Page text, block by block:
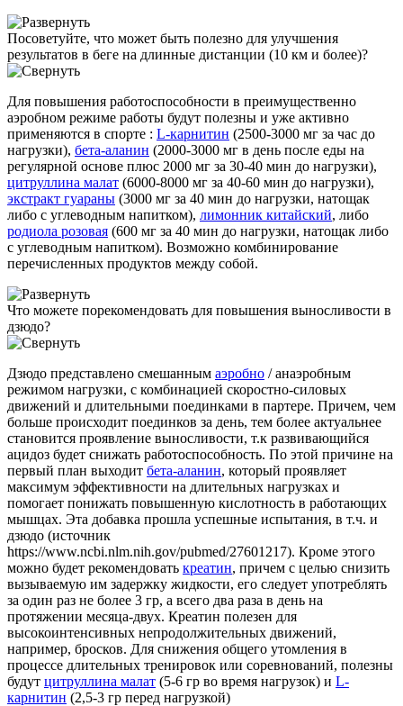
Посоветуйте, что может быть полезно для улучшения
результатов в беге на длинные дистанции (10 км и более)?
Для повышения работоспособности в преимущественно
аэробном режиме работы будут полезны и уже активно
применяются в спорте : L-карнитин (2500-3000 мг за час до
нагрузки), бета-аланин (2000-3000 мг в день после еды на
регулярной основе плюс 2000 мг за 30-40 мин до нагрузки),
цитруллина малат (6000-8000 мг за 40-60 мин до нагрузки),
экстракт гуараны (3000 мг за 40 мин до нагрузки, натощак
либо с углеводным напитком), лимонник китайский, либо
родиола розовая (600 мг за 40 мин до нагрузки, натощак либо
с углеводным напитком). Возможно комбинирование
перечисленных продуктов между собой.
Что можете порекомендовать для повышения выносливости в
дзюдо?
Дзюдо представлено смешанным аэробно / анаэробным
режимом нагрузки, с комбинацией скоростно-силовых
движений и длительными поединками в партере. Причем, чем
больше происходит поединков за день, тем более актуальнее
становится проявление выносливости, т.к развивающийся
ацидоз будет снижать работоспособность. По этой причине на
первый план выходит бета-аланин, который проявляет
максимум эффективности на длительных нагрузках и
помогает понижать повышенную кислотность в работающих
мышцах. Эта добавка прошла успешные испытания, в т.ч. и
дзюдо (источник
https://www.ncbi.nlm.nih.gov/pubmed/27601217). Кроме этого
можно будет рекомендовать креатин, причем с целью снизить
вызываемую им задержку жидкости, его следует употреблять
за один раз не более 3 гр, а всего два раза в день на
протяжении месяца-двух. Креатин полезен для
высокоинтенсивных непродолжительных движений,
например, бросков. Для снижения общего утомления в
процессе длительных тренировок или соревнований, полезны
будут цитруллина малат (5-6 гр во время нагрузок) и L-
карнитин (2,5-3 гр перед нагрузкой)